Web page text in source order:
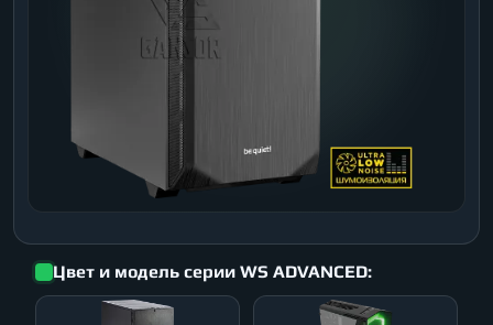
Цвет и модель серии WS ADVANCED: